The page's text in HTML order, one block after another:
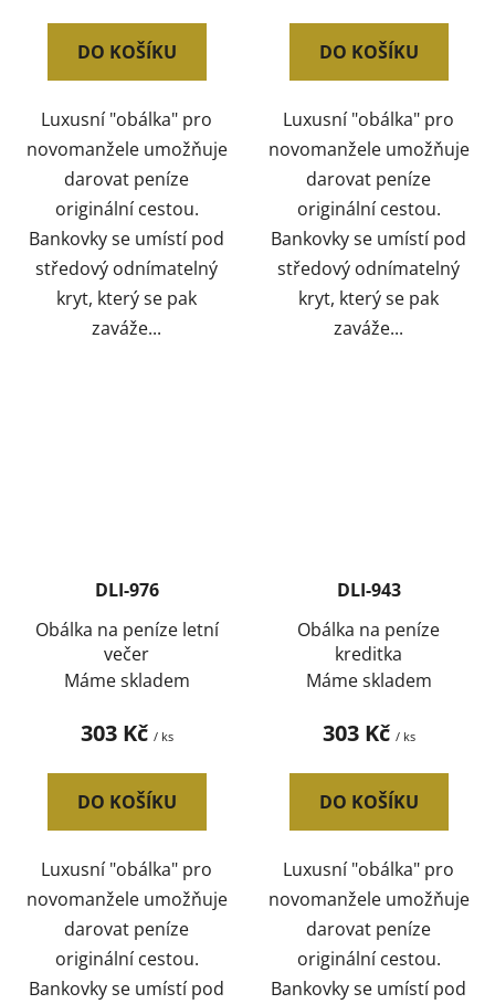
DO KOŠÍKU
Luxusní "obálka" pro
novomanžele umožňuje
darovat peníze
originální cestou.
Bankovky se umístí pod
středový odnímatelný
kryt, který se pak
zaváže...
DO KOŠÍKU
Luxusní "obálka" pro
novomanžele umožňuje
darovat peníze
originální cestou.
Bankovky se umístí pod
středový odnímatelný
kryt, který se pak
zaváže...
DLI-976
Obálka na peníze letní
večer
Máme skladem
303 Kč / ks
DO KOŠÍKU
Luxusní "obálka" pro
novomanžele umožňuje
darovat peníze
originální cestou.
Bankovky se umístí pod
DLI-943
Obálka na peníze
kreditka
Máme skladem
303 Kč / ks
DO KOŠÍKU
Luxusní "obálka" pro
novomanžele umožňuje
darovat peníze
originální cestou.
Bankovky se umístí pod